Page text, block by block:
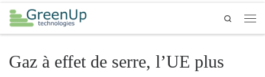
Passer au contenu
Search
Gaz à effet de serre, l’UE plus